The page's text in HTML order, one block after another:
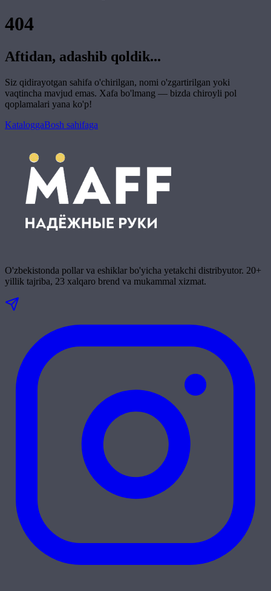
404
Aftidan, adashib qoldik...
Siz qidirayotgan sahifa o'chirilgan, nomi o'zgartirilgan yoki
vaqtincha mavjud emas. Xafa bo'lmang — bizda chiroyli pol
qoplamalari yana ko'p!
KataloggaBosh sahifaga
O'zbekistonda pollar va eshiklar bo'yicha yetakchi distribyutor. 20+
yillik tajriba, 23 xalqaro brend va mukammal xizmat.